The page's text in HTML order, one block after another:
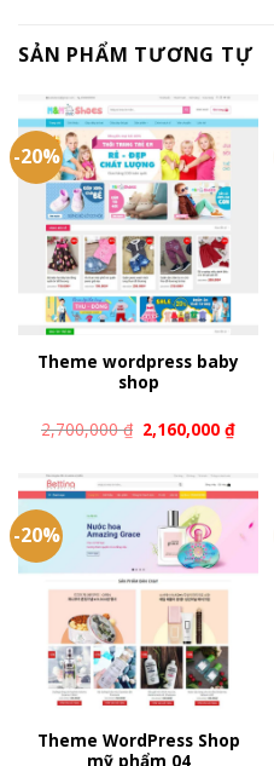
SẢN PHẨM TƯƠNG TỰ
-20%
Theme wordpress baby
shop
2,700,000₫ 2,160,000₫
-20%
Theme WordPress Shop
mỹ phẩm 04